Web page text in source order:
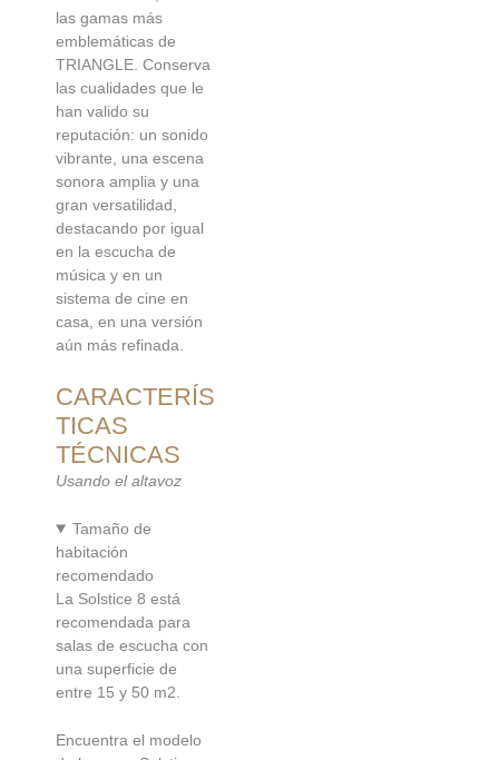
las gamas más
emblemáticas de
TRIANGLE. Conserva
las cualidades que le
han valido su
reputación: un sonido
vibrante, una escena
sonora amplia y una
gran versatilidad,
destacando por igual
en la escucha de
música y en un
sistema de cine en
casa, en una versión
aún más refinada.
CARACTERÍS
TICAS
TÉCNICAS
Usando el altavoz
Tamaño de
habitación
recomendado
La Solstice 8 está
recomendada para
salas de escucha con
una superficie de
entre 15 y 50 m2.
Encuentra el modelo